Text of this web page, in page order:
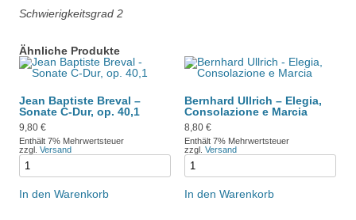
Schwierigkeitsgrad 2
Ähnliche Produkte
Jean Baptiste Breval –
Sonate C-Dur, op. 40,1
9,80 €
Enthält 7% Mehrwertsteuer
zzgl. Versand
In den Warenkorb
Bernhard Ullrich – Elegia,
Consolazione e Marcia
8,80 €
Enthält 7% Mehrwertsteuer
zzgl. Versand
In den Warenkorb